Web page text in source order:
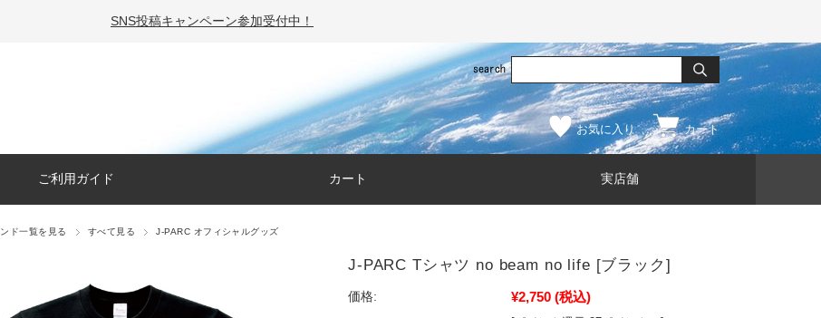
SNS投稿キャンペーン参加受付中！
お気に入り カート
ご利用ガイド カート 実店舗
ド一覧を見る すべて見る J-PARC オフィシャルグッズ
J-PARC Tシャツ no beam no life [ブラック]
価格: ¥2,750 (税込)